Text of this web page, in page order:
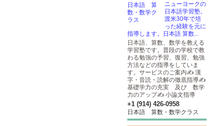
ニューヨークの
日本語学習塾。
渡米30年で培
った経験を元に
指導します。日本語 算数...
⽇本語、算数、数学を教える
学習塾です。普段の学校で教
わる勉強の予習、復習、勉強
⽅法などの指導をしていま
す。サービスのご案内✍ 漢
字・音読・読解の徹底指導✍
基礎学力の充実 及び 数学
力のアップ✍ 小論文指導
+1 (914) 426-0958
日本語 算数・数学クラス